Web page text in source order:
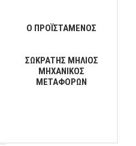
Ο ΠΡΟΪΣΤΑΜΕΝΟΣ
ΣΩΚΡΑΤΗΣ ΜΗΛΙΟΣ
ΜΗΧΑΝΙΚΟΣ
ΜΕΤΑΦΟΡΩΝ